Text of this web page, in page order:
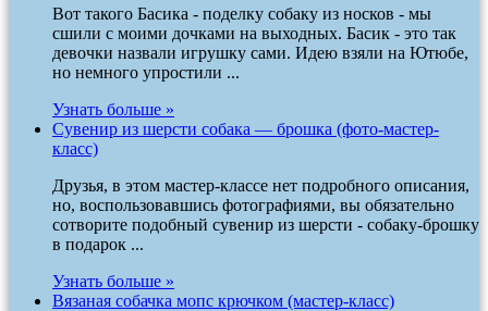
Вот такого Басика - поделку собаку из носков - мы
сшили с моими дочками на выходных. Басик - это так
девочки назвали игрушку сами. Идею взяли на Ютюбе,
но немного упростили ...
Узнать больше »
Сувенир из шерсти собака — брошка (фото-мастер-
класс)
Друзья, в этом мастер-классе нет подробного описания,
но, воспользовавшись фотографиями, вы обязательно
сотворите подобный сувенир из шерсти - собаку-брошку
в подарок ...
Узнать больше »
Вязаная собачка мопс крючком (мастер-класс)